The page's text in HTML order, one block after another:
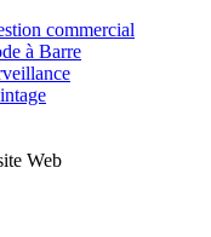
commercial
à Barre
Web